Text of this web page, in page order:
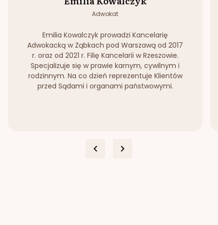
Adwokat
Emilia Kowalczyk prowadzi Kancelarię
Adwokacką w Ząbkach pod Warszawą od 2017
r. oraz od 2021 r. Filię Kancelarii w Rzeszowie.
Specjalizuje się w prawie karnym, cywilnym i
rodzinnym. Na co dzień reprezentuje Klientów
przed Sądami i organami państwowymi.